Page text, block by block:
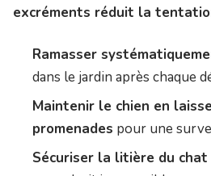
excréments réduit la
Ramasser
dans le jardin après chaque
Maintenir le chien en
promenades pour une
Sécuriser la litière du chat